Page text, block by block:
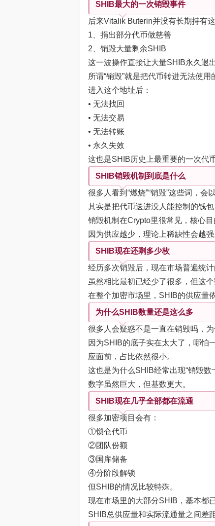
SHIB最大的一次销毁事件
后来Vitalik Buterin并没有长期持有
1、捐出部分代币做慈善
2、销毁大量剩余SHIB
这一波操作直接让大量SHIB永久退
所谓“销毁”就是把代币转进无法使用
进入这个地址后：
• 无法找回
• 无法交易
• 无法转账
• 永久失效
这也是SHIB历史上最重要的一次代
SHIB销毁机制到底是什么
很多人看到“燃烧”“销毁”这些词，会
其实是把代币送进没人能控制的钱
销毁机制在Crypto里很常见，核心目
因为供应越少，理论上稀缺性会越强
SHIB现在还剩多少枚
经历多次销毁后，现在市场普遍统
虽然相比最初已经少了很多，但这个
在整个加密市场里，SHIB的供应量
为什么SHIB数量还是这么多
很多人会疑惑不是一直在销毁吗，
因为SHIB的底子实在太大了，哪怕
应面前，占比依然很小。
这也是为什么SHIB经常出现“销毁数
数字虽然巨大，但基数更大。
SHIB现在几乎全部都在流通
很多加密项目会有：
①锁仓代币
②团队份额
③国库储备
④分阶段解锁
但SHIB的情况比较特殊。
现在市场里的大部分SHIB，基本都
SHIB总供应量和实际流通量之间差